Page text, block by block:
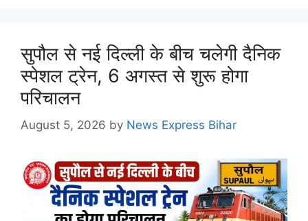
सुपौल से नई दिल्ली के बीच चलेगी दैनिक
स्पेशल ट्रेन, 6 अगस्त से शुरू होगा
परिचालन
August 5, 2026 by News Express Bihar